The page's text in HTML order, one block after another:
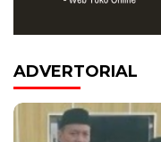
ADVERTORIAL